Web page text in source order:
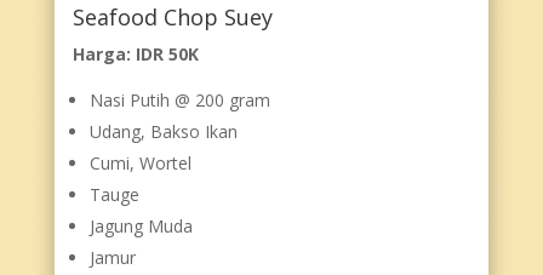
Seafood Chop Suey
Harga: IDR 50K
Nasi Putih @ 200 gram
Udang, Bakso Ikan
Cumi, Wortel
Tauge
Jagung Muda
Jamur